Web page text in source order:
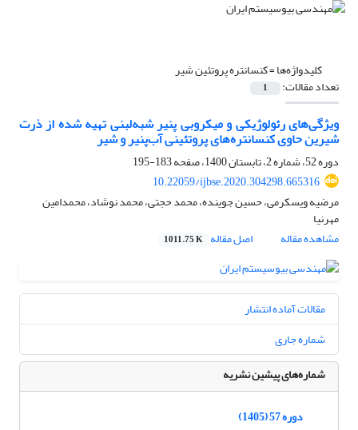
کلیدواژه‌ها =کنسانتره پروتئین شیر
تعداد مقالات: 1
ویژگی‌های رئولوژیکی و میکروبی پنیر شبه‌لبنی تهیه شده از ذرت
شیرین حاوی کنسانتره‌های پروتئینی آب‌پنیر و شیر
دوره 52، شماره 2، تابستان 1400، صفحه
183-195
10.22059/ijbse.2020.304298.665316
مرضیه ویسکرمی، حسین جوینده، محمد حجتی، محمد نوشاد، محمدامین
مهرنیا
مشاهده مقاله
اصل مقاله 1011.75 K
مقالات آماده انتشار
شماره جاری
شماره‌های پیشین نشریه
دوره 57 (1405)